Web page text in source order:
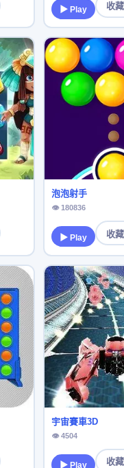
▶ Play 收
泡泡射手
👁 180836
▶ Play 收
宇宙賽車3D
👁 4504
▶ Play 收